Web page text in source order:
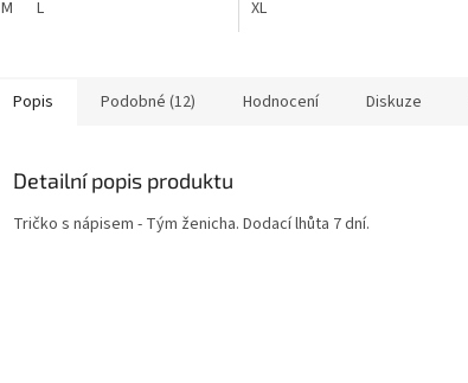
Svatební tričko ženich s knírem
M L
republice. Svatební tričko
XL
Popis Podobné (12) Hodnocení Diskuze
Detailní popis produktu
Tričko s nápisem - Tým ženicha. Dodací lhůta 7 dní.